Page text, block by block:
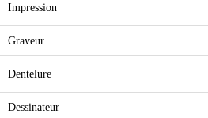
Impression
Graveur
Dentelure
Dessinateur